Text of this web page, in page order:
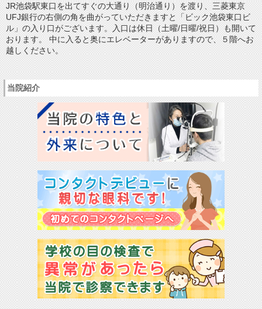
JR池袋駅東口を出てすぐの大通り（明治通り）を渡り、三菱東京
UFJ銀行の右側の角を曲がっていただきますと「ビック池袋東口ビ
ル」の入り口がございます。入口は休日（土曜/日曜/祝日）も開いて
おります。 中に入ると奥にエレベーターがありますので、５階へお
越しください。
当院紹介